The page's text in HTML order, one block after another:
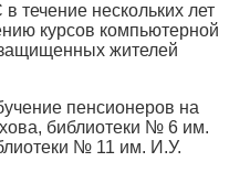
течение нескольких лет
курсов компьютерной
жителей
пенсионеров на
библиотеки № 6 им.
№ 11 им. И.У.